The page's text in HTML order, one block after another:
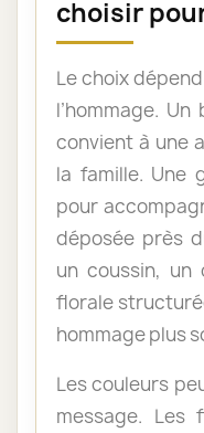
choisir
Le choix
l’hommage.
convient à une
la famille. Une
pour
déposée près
un coussin,
florale
hommage plus
Les couleurs
message. Les